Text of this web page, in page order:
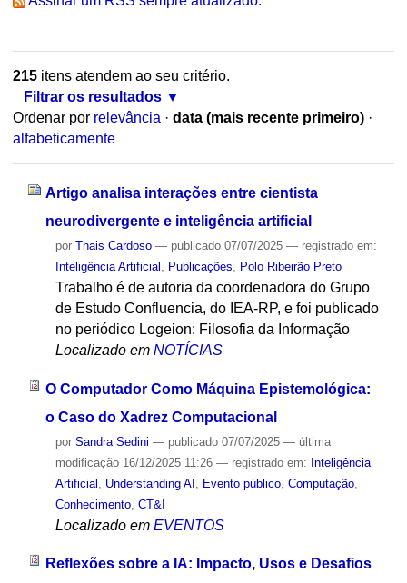
215itens atendem ao seu critério.
Filtrar os resultados
Ordenar por relevância · data (mais recente primeiro) ·
alfabeticamente
Artigo analisa interações entre cientista
neurodivergente e inteligência artificial
por Thais Cardoso — publicado07/07/2025 — registrado em:
Inteligência Artificial
Publicações Polo Ribeirão Preto
Trabalho é de autoria da coordenadora do Grupo
de Estudo Confluencia, do IEA-RP, e foi publicado
no periódico Logeion: Filosofia da Informação
Localizado em NOTÍCIAS
O Computador Como Máquina Epistemológica:
o Caso do Xadrez Computacional
por Sandra Sedini — publicado07/07/2025 — última
modificação16/12/2025 11:26 — registrado em: Inteligência
Artificial
Understanding AI Evento público, Computação,
Conhecimento, CT&I
Localizado em EVENTOS
Reflexões sobre a IA: Impacto, Usos e Desafios